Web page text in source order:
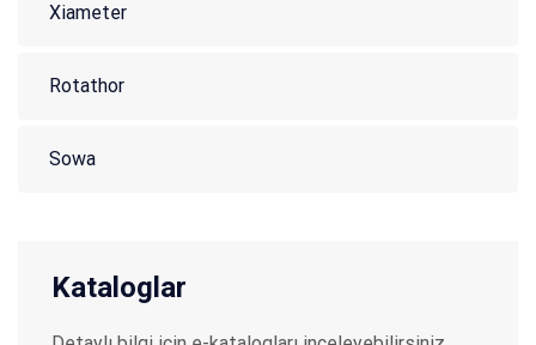
Xiameter
Rotathor
Sowa
Kataloglar